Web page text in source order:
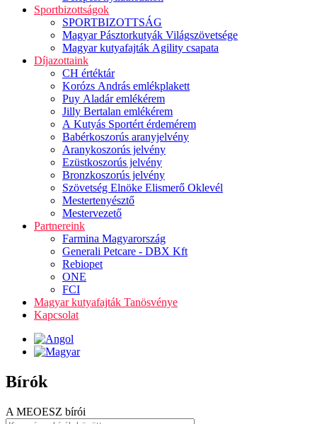
Sportbizottságok
SPORTBIZOTTSÁG
Magyar Pásztorkutyák Világszövetsége
Magyar kutyafajták Agility csapata
Díjazottaink
CH értéktár
Korózs András emlékplakett
Puy Aladár emlékérem
Jilly Bertalan emlékérem
A Kutyás Sportért érdemérem
Babérkoszorús aranyjelvény
Aranykoszorús jelvény
Ezüstkoszorús jelvény
Bronzkoszorús jelvény
Szövetség Elnöke Elismerő Oklevél
Mestertenyésztő
Mestervezető
Partnereink
Farmina Magyarország
Generali Petcare - DBX Kft
Rebiopet
ONE
FCI
Magyar kutyafajták Tanösvénye
Kapcsolat
Bírók
A MEOESZ bírói